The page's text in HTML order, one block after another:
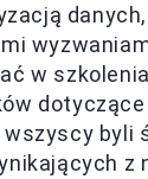
w
wszyscy byli
z